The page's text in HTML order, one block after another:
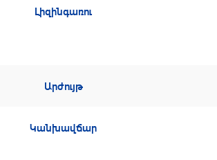
Լիզինգառու
Արժույթ
Կանխավճար